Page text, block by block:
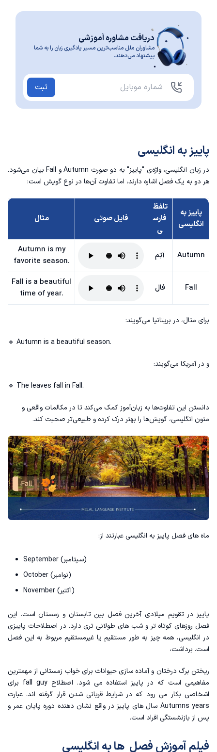
دریافت مشاوره آموزشی
مشاوران ملل مناسب‌ترین مسیر یادگیری زبان را به شما
پیشنهاد می‌دهند.
ثبت
پاییز به انگلیسی
در زبان انگلیسی، واژه‌ی "پاییز" به دو صورت Autumn و Fall بیان می‌شود.
هر دو به یک فصل اشاره دارند، اما تفاوت آن‌ها در نوع گویش است:
پاییز به
انگلیسی
تلفظ
فارس
ی
فایل صوتی مثال
Autumn آتِم
Autumn is my
favorite season.
Fall فال
Fall is a beautiful
time of year.
برای مثال، در بریتانیا می‌گویند:
🔹 Autumn is a beautiful season.
و در آمریکا می‌گویند:
🔹 The leaves fall in Fall.
دانستن این تفاوت‌ها به زبان‌آموز کمک می‌کند تا در مکالمات واقعی و
متون انگلیسی، گویش‌ها را بهتر درک کرده و طبیعی‌تر صحبت کند.
ماه های فصل پاییز به انگلیسی عبارتند از:
September (سپتامبر)
October (نوامبر)
November (اکتبر)
پاییز در تقویم میلادی آخرین فصل بین تابستان و زمستان است. این
فصل روزهای کوتاه تر و شب های طولانی تری دارد. در اصطلاحات پاییزی
در انگلیسی، همه چیز به طور مستقیم یا غیرمستقیم مربوط به این فصل
است. برداشت،
ریختن برگ درختان و آماده سازی حیوانات برای خواب زمستانی از مهمترین
مفاهیمی است که در پاییز استفاده می شود. اصطلاح fall guy برای
اشخاصی بکار می رود که در شرایط قربانی شدن قرار گرفته اند. عبارت
Autumns years سال های پاییز در واقع نشان دهنده دوره پایان عمر و
پس از بازنشستگی افراد است.
فیلم آموزش فصل ها به انگلیسی